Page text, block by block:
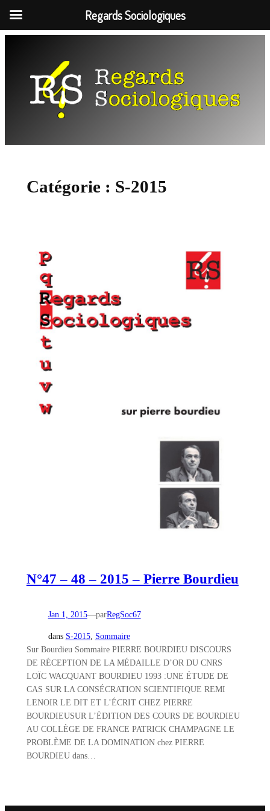
Catégorie : S-2015
N°47 – 48 – 2015 – Pierre Bourdieu
Jan 1, 2015—parRegSoc67
dans S-2015, Sommaire
Sur Bourdieu Sommaire PIERRE BOURDIEU DISCOURS
DE RÉCEPTION DE LA MÉDAILLE D’OR DU CNRS
LOÏC WACQUANT BOURDIEU 1993 :UNE ÉTUDE DE
CAS SUR LA CONSÉCRATION SCIENTIFIQUE REMI
LENOIR LE DIT ET L’ÉCRIT CHEZ PIERRE
BOURDIEUSUR L’ÉDITION DES COURS DE BOURDIEU
AU COLLÈGE DE FRANCE PATRICK CHAMPAGNE LE
PROBLÈME DE LA DOMINATION chez PIERRE
BOURDIEU dans…
Regards Sociologiques